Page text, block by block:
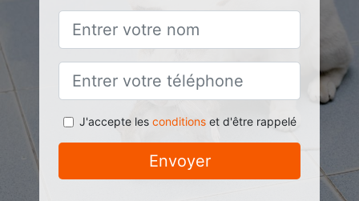
J'accepte les conditionset d'être rappelé
Envoyer